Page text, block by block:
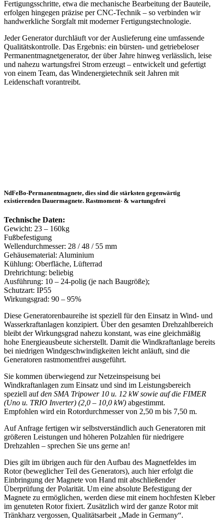
Fertigungsschritte, etwa die mechanische Bearbeitung der Bauteile,
erfolgen hingegen präzise per CNC-Technik – so verbinden wir
handwerkliche Sorgfalt mit moderner Fertigungstechnologie.
Jeder Generator durchläuft vor der Auslieferung eine umfassende
Qualitätskontrolle. Das Ergebnis: ein bürsten- und getriebeloser
Permanentmagnetgenerator, der über Jahre hinweg verlässlich, leise
und nahezu wartungsfrei Strom erzeugt – entwickelt und gefertigt
von einem Team, das Windenergietechnik seit Jahren mit
Leidenschaft vorantreibt.
NdFeBo-Permanentmagnete, dies sind die stärksten gegenwärtig
existierenden Dauermagnete. Rastmoment- & wartungsfrei
Technische Daten:
Gewicht: 23 – 160kg
Fußbefestigung
Wellendurchmesser: 28 / 48 / 55 mm
Gehäusematerial: Aluminium
Kühlung: Oberfläche, Lüfterrad
Drehrichtung: beliebig
Ausführung: 10 – 24-polig (je nach Baugröße);
Schutzart: IP55
Wirkungsgrad: 90 – 95%
Diese Generatorenbaureihe ist speziell für den Einsatz in Wind- und
Wasserkraftanlagen konzipiert. Über den gesamten Drehzahlbereich
bleibt der Wirkungsgrad nahezu konstant, was eine gleichmäßig
hohe Energieausbeute sicherstellt. Damit die Windkraftanlage bereits
bei niedrigen Windgeschwindigkeiten leicht anläuft, sind die
Generatoren rastmomentfrei ausgeführt.
Sie kommen überwiegend zur Netzeinspeisung bei
Windkraftanlagen zum Einsatz und sind im Leistungsbereich
speziell aufden SMA Tripower 10 u. 12 kW sowie auf die FIMER
(Uno u. TRIO Inverter) (2,0 – 10,0 kW) abgestimmt.
Empfohlen wird ein Rotordurchmesser von 2,50 m bis 7,50 m.
Auf Anfrage fertigen wir selbstverständlich auch Generatoren mit
größeren Leistungen und höheren Polzahlen für niedrigere
Drehzahlen – sprechen Sie uns gerne an!
Dies gilt im übrigen auch für den Aufbau des Magnetfeldes im
Rotor (beweglicher Teil des Generators), auch hier erfolgt die
Einbringung der Magnete von Hand mit abschließender
Überprüfung der Polarität. Um eine absolute Befestigung der
Magnete zu ermöglichen, werden diese mit einem hochfesten Kleber
im genuteten Rotor fixiert. Zusätzlich wird der ganze Rotor mit
Tränkharz vergossen, Qualitätsarbeit „Made in Germany“.